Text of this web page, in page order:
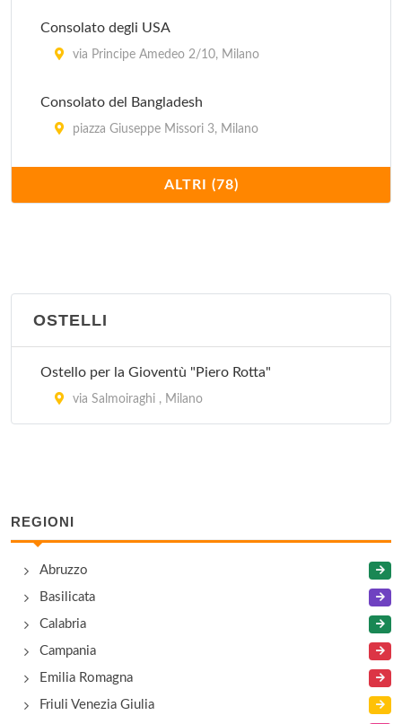
Consolato degli USA
via Principe Amedeo 2/10, Milano
Consolato del Bangladesh
piazza Giuseppe Missori 3, Milano
Consolato del Gambia
via Fontana 4, Milano
Consolato del Guatemala
Consolato del Lesotho
via Durini 2, Milano
Consolato del Malaysia
via Vittor Pisani 31, Milano
ALTRI (78)
OSTELLI
Ostello per la Gioventù "Piero Rotta"
via Salmoiraghi , Milano
REGIONI
Abruzzo
Basilicata
Calabria
Campania
Emilia Romagna
Friuli Venezia Giulia